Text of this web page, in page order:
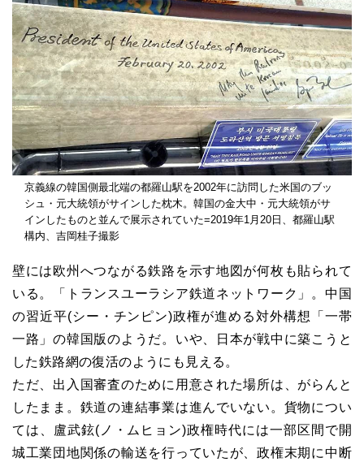
京義線の韓国側最北端の都羅山駅を2002年に訪問した米国のブッ
シュ・元大統領がサインした枕木。韓国の金大中・元大統領がサ
インしたものと並んで展示されていた=2019年1月20日、都羅山駅
構内、吉岡桂子撮影
壁には欧州へつながる鉄路を示す地図が何枚も貼られて
いる。「トランスユーラシア鉄道ネットワーク」。中国
の習近平(シー・チンピン)政権が進める対外構想「一帯
一路」の韓国版のようだ。いや、日本が戦中に築こうと
した鉄路網の復活のようにも見える。
ただ、出入国審査のために用意された場所は、がらんと
したまま。鉄道の連結事業は進んでいない。貨物につい
ては、盧武鉉(ノ・ムヒョン)政権時代には一部区間で開
城工業団地関係の輸送を行っていたが、政権末期に中断